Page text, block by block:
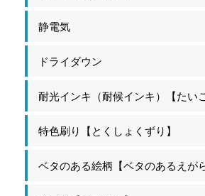
静電気
ドライダウン
耐光インキ（耐候インキ）【たい
特色刷り【とくしょくずり】
ベタのある絵柄【ベタのあるえが